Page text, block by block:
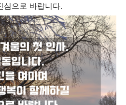
심으로 바랍니다.